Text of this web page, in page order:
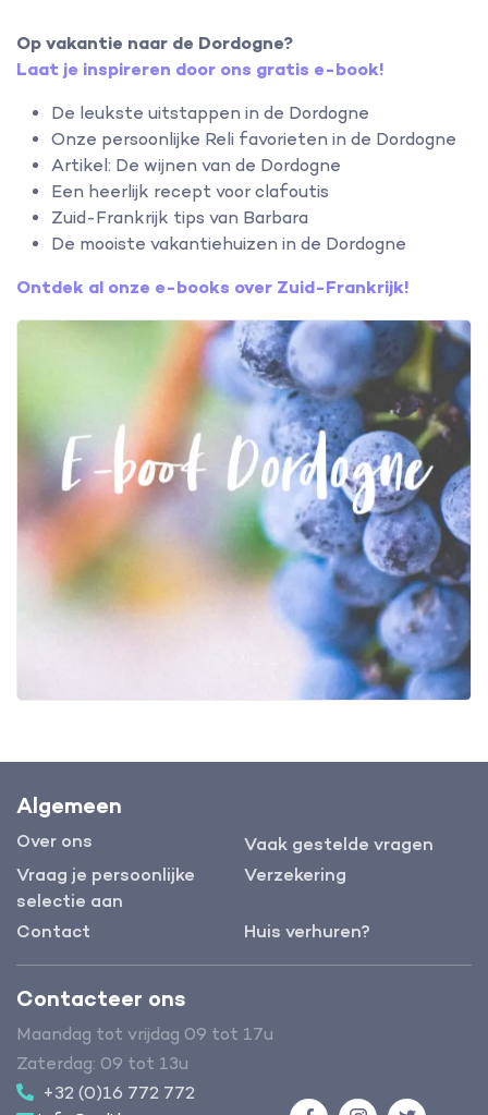
Op vakantie naar de Dordogne?
Laat je inspireren door ons gratis e-book!
De leukste uitstappen in de Dordogne
Onze persoonlijke Reli favorieten in de Dordogne
Artikel: De wijnen van de Dordogne
Een heerlijk recept voor clafoutis
Zuid-Frankrijk tips van Barbara
De mooiste vakantiehuizen in de Dordogne
Ontdek al onze e-books over Zuid-Frankrijk!
Algemeen
Over ons
Vaak gestelde vragen
Vraag je persoonlijke
selectie aan
Verzekering
Contact Huis verhuren?
Contacteer ons
Maandag tot vrijdag 09 tot 17u
Zaterdag: 09 tot 13u
+32 (0)16 772 772